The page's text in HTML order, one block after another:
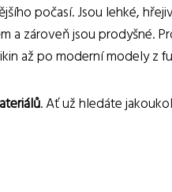
počasí. Jsou lehké,
zároveň jsou prodyšné.
až po moderní modely z
. Ať už hledáte